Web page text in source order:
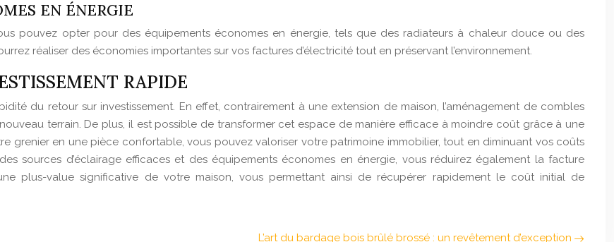
EN ÉNERGIE
pouvez opter pour des équipements économes en énergie, tels que des radiateurs à chaleur douce ou des
réaliser des économies importantes sur vos factures d’électricité tout en préservant l’environnement.
RAPIDE
du retour sur investissement. En effet, contrairement à une extension de maison, l’aménagement de combles
terrain. De plus, il est possible de transformer cet espace de manière efficace à moindre coût grâce à une
grenier en une pièce confortable, vous pouvez valoriser votre patrimoine immobilier, tout en diminuant vos coûts
sources d’éclairage efficaces et des équipements économes en énergie, vous réduirez également la facture
plus-value significative de votre maison, vous permettant ainsi de récupérer rapidement le coût initial de
L’art du bardage bois brûlé brossé : un revêtement d’exception